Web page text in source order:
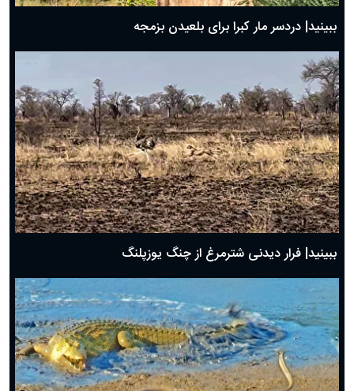
ببینید| دردسر مار کبرا برای بلعیدن بزمجه
ببینید| فرار دیدنی شترمرغ از چنگ یوزپلنگ